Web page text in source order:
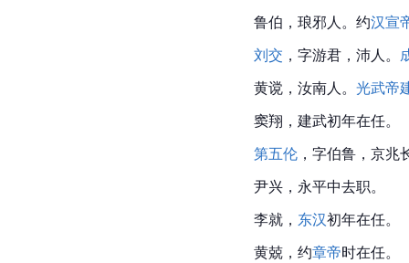
鲁伯，琅邪人。约汉宣
刘交 ，字游君，沛人。
黄谠 ， 汝南人。 光武帝
窦翔，建武初年在任。
第五伦 ，字伯鲁，京兆
尹兴，永平中去职。
李就， 东汉初年在任。
黄兢，约章帝时在任。